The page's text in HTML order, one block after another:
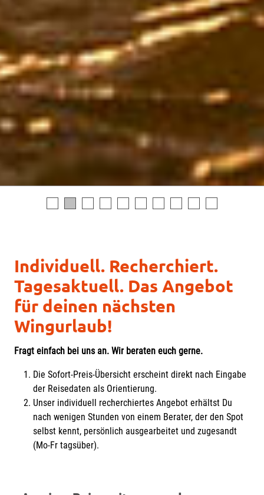
Individuell. Recherchiert.
Tagesaktuell. Das Angebot
für deinen nächsten
Wingurlaub!
Fragt einfach bei uns an. Wir beraten euch gerne.
Die Sofort-Preis-Übersicht erscheint direkt nach Eingabe
der Reisedaten als Orientierung.
Unser individuell recherchiertes Angebot erhältst Du
nach wenigen Stunden von einem Berater, der den Spot
selbst kennt, persönlich ausgearbeitet und zugesandt
(Mo-Fr tagsüber).